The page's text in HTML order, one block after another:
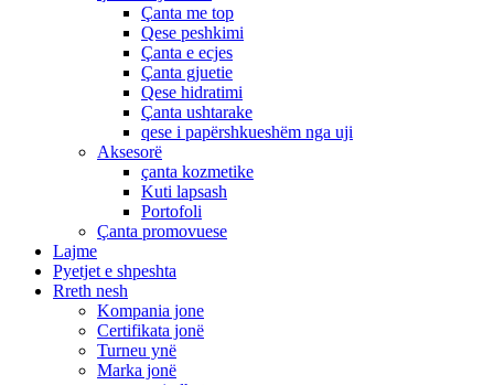
Çanta me top
Qese peshkimi
Çanta e ecjes
Çanta gjuetie
Qese hidratimi
Çanta ushtarake
qese i papërshkueshëm nga uji
Aksesorë
çanta kozmetike
Kuti lapsash
Portofoli
Çanta promovuese
Lajme
Pyetjet e shpeshta
Rreth nesh
Kompania jone
Certifikata jonë
Turneu ynë
Marka jonë